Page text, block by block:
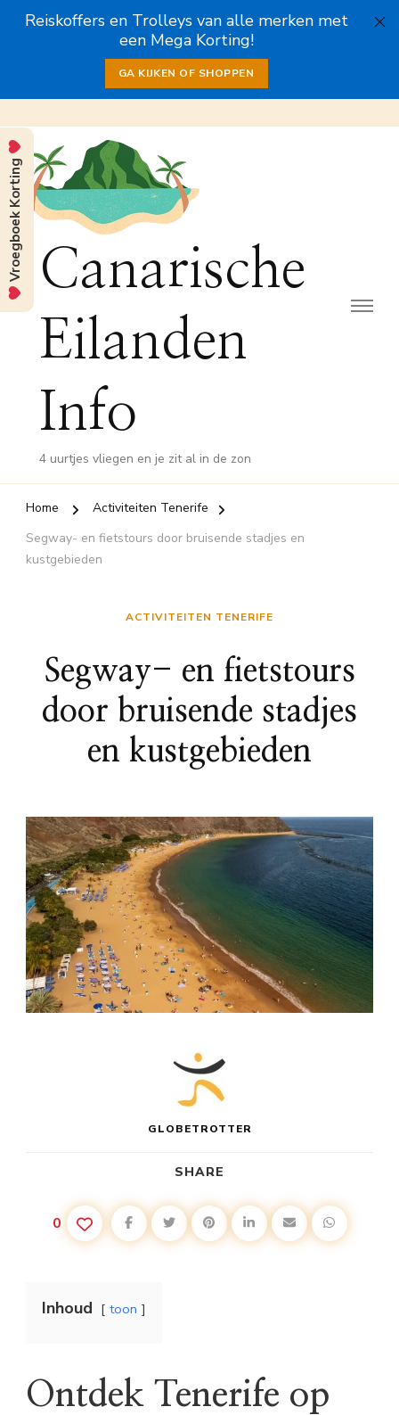
Reiskoffers en Trolleys van alle merken met
een Mega Korting!
GA KIJKEN OF SHOPPEN
Canarische
Eilanden
Info
4 uurtjes vliegen en je zit al in de zon
Home
Activiteiten Tenerife
Segway- en fietstours door bruisende stadjes en
kustgebieden
ACTIVITEITEN TENERIFE
Segway- en fietstours
door bruisende stadjes
en kustgebieden
GLOBETROTTER
SHARE
0
Inhoud toon
Ontdek Tenerife op
Vroegboek Korting